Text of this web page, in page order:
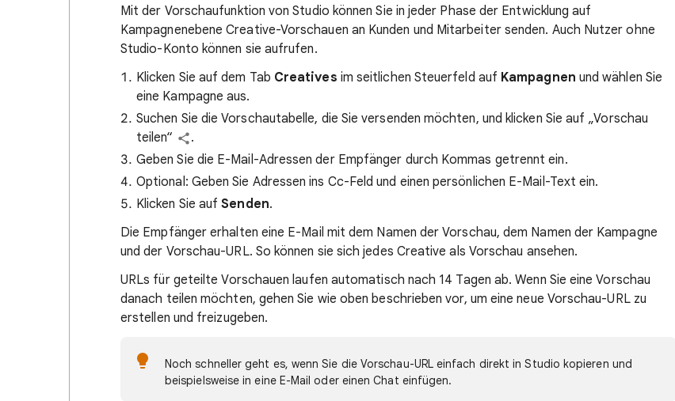
Mit der Vorschaufunktion von Studio können Sie in jeder Phase der Entwicklung auf
Kampagnenebene Creative-Vorschauen an Kunden und Mitarbeiter senden. Auch Nutzer ohne
Studio-Konto können sie aufrufen.
Klicken Sie auf dem Tab Creatives im seitlichen Steuerfeld auf Kampagnen und wählen Sie
eine Kampagne aus.
Suchen Sie die Vorschautabelle, die Sie versenden möchten, und klicken Sie auf „Vorschau
teilen“
.
Geben Sie die E-Mail-Adressen der Empfänger durch Kommas getrennt ein.
Optional: Geben Sie Adressen ins Cc-Feld und einen persönlichen E-Mail-Text ein.
Klicken Sie aufSenden.
Die Empfänger erhalten eine E-Mail mit dem Namen der Vorschau, dem Namen der Kampagne
und der Vorschau-URL. So können sie sich jedes Creative als Vorschau ansehen.
URLs für geteilte Vorschauen laufen automatisch nach 14 Tagen ab. Wenn Sie eine Vorschau
danach teilen möchten, gehen Sie wie oben beschrieben vor, um eine neue Vorschau-URL zu
erstellen und freizugeben.
Noch schneller geht es, wenn Sie die Vorschau-URL einfach direkt in Studio kopieren und
beispielsweise in eine E-Mail oder einen Chat einfügen.